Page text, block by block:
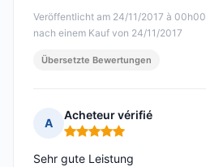
Veröffentlicht am 24/11/2017 à 00h00
nach einem Kauf von 24/11/2017
Übersetzte Bewertungen
A
Acheteur vérifié
Hinweis: 5 von 5
Sehr gute Leistung